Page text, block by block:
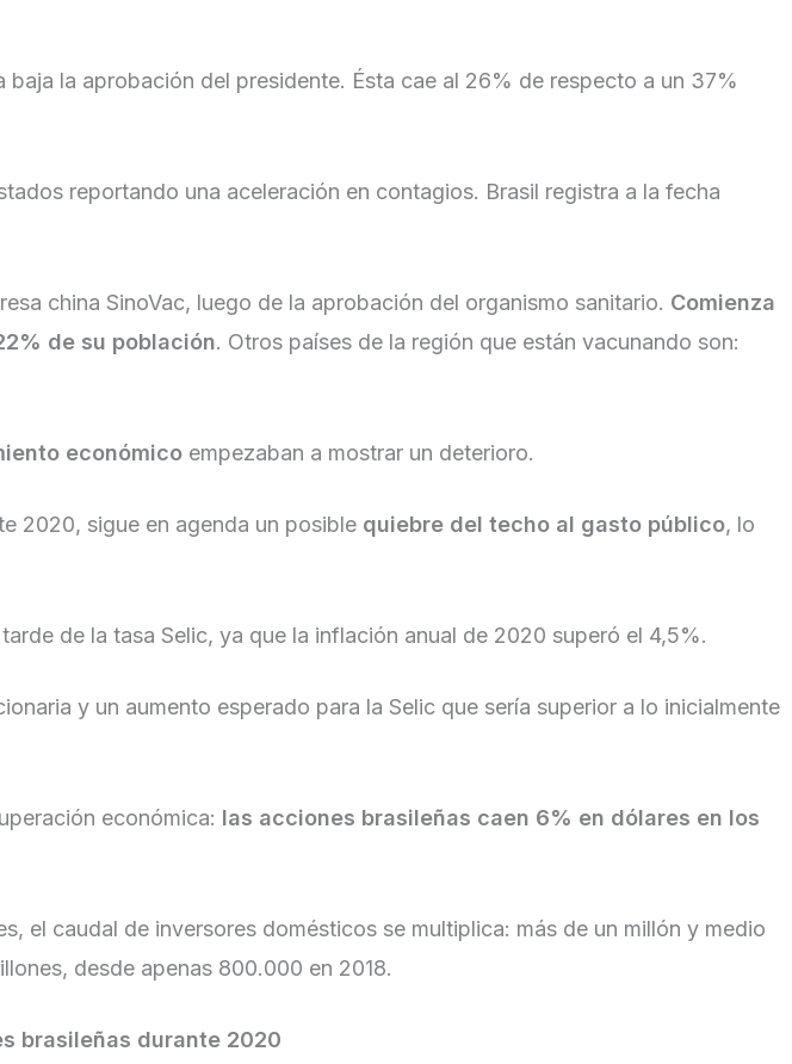
baja la aprobación del presidente. Ésta cae al 26% de respecto a un 37%
reportando una aceleración en contagios. Brasil registra a la fecha
china SinoVac, luego de la aprobación del organismo sanitario. Comienza
de su población. Otros países de la región que están vacunando son:
económico empezaban a mostrar un deterioro.
2020, sigue en agenda un posible quiebre del techo al gasto público, lo
de la tasa Selic, ya que la inflación anual de 2020 superó el 4,5%.
y un aumento esperado para la Selic que sería superior a lo inicialmente
económica: las acciones brasileñas caen 6% en dólares en los
el caudal de inversores domésticos se multiplica: más de un millón y medio
desde apenas 800.000 en 2018.
brasileñas durante 2020